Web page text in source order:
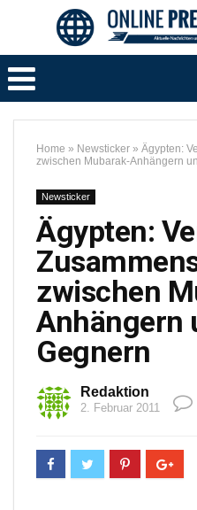
Home » Newsticker » Ägypten:
zwischen Mubarak-Anhängern
Newsticker
Ägypten:
zwischen
Anhängern
Gegnern
Redaktion
2. Februar 2011